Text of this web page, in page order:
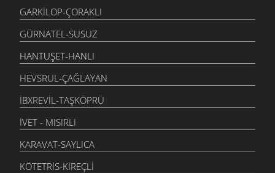
GARKILOP-ÇORAKLI
GÜRNATEL-SUSUZ
HANTUŞET-HANLI
HEVSRUL-ÇAĞLAYAN
İBXREVIL-TAŞKÖPRÜ
İVET - MISIRLI
KARAVAT-SAYLICA
KÖTETRIS-KIREÇLI